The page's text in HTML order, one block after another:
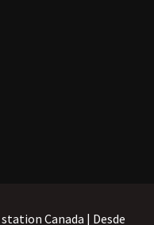
Canada | Desde